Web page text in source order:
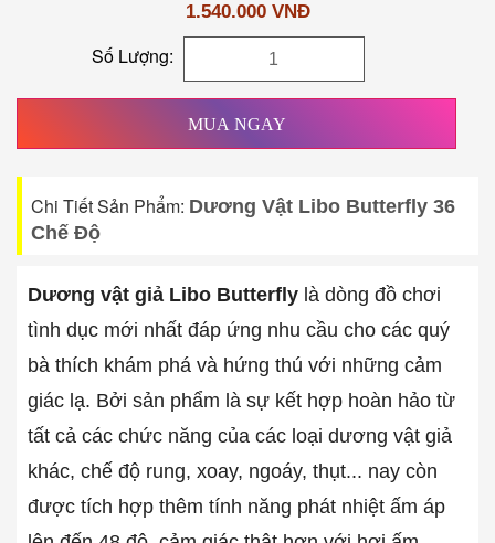
1.540.000 VNĐ
Số Lượng:
MUA NGAY
Chi Tiết Sản Phẩm: Dương Vật Libo Butterfly 36
Chế Độ
Dương vật giả Libo Butterfly là dòng đồ chơi
tình dục mới nhất đáp ứng nhu cầu cho các quý
bà thích khám phá và hứng thú với những cảm
giác lạ. Bởi sản phẩm là sự kết hợp hoàn hảo từ
tất cả các chức năng của các loại dương vật giả
khác, chế độ rung, xoay, ngoáy, thụt... nay còn
được tích hợp thêm tính năng phát nhiệt ấm áp